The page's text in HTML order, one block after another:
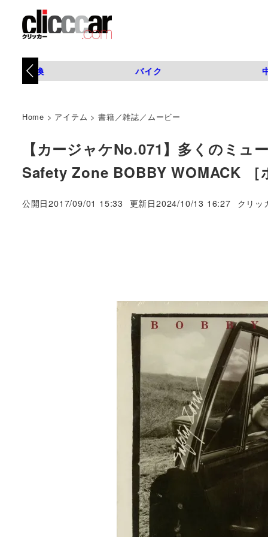
タイヤ交換 バイク
Home > アイテム >書籍／雑誌／ムービー
【カージャケNo.071】多くのミ
Safety Zone BOBBY WOMACK ［
公開日2017/09/01 15:33 更新日2024/10/13 16:27
著
クリッ